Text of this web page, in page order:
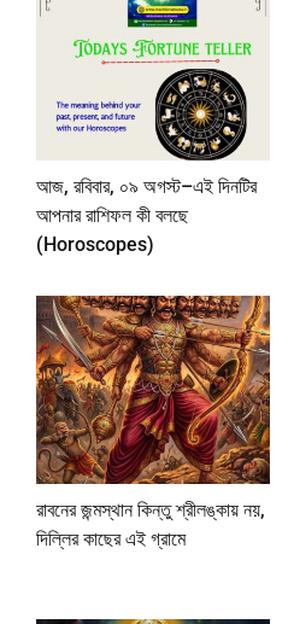
আজ, রবিবার, ০৯ অগস্ট–এই দিনটির
আপনার রাশিফল কী বলছে
(Horoscopes)
রাবনের জন্মস্থান কিন্তু শ্রীলঙ্কায় নয়,
দিল্লির কাছের এই গ্রামে